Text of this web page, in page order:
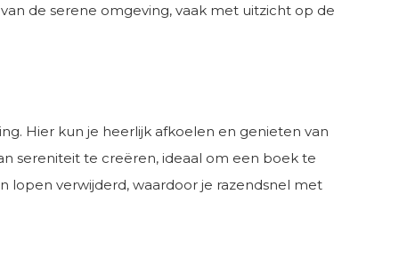
de serene omgeving, vaak met uitzicht op de
Hier kun je heerlijk afkoelen en genieten van
sereniteit te creëren, ideaal om een boek te
lopen verwijderd, waardoor je razendsnel met